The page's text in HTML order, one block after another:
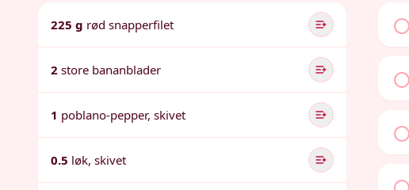
225 g rød snapperfilet
2 store bananblader
1 poblano-pepper, skivet
0.5 løk, skivet